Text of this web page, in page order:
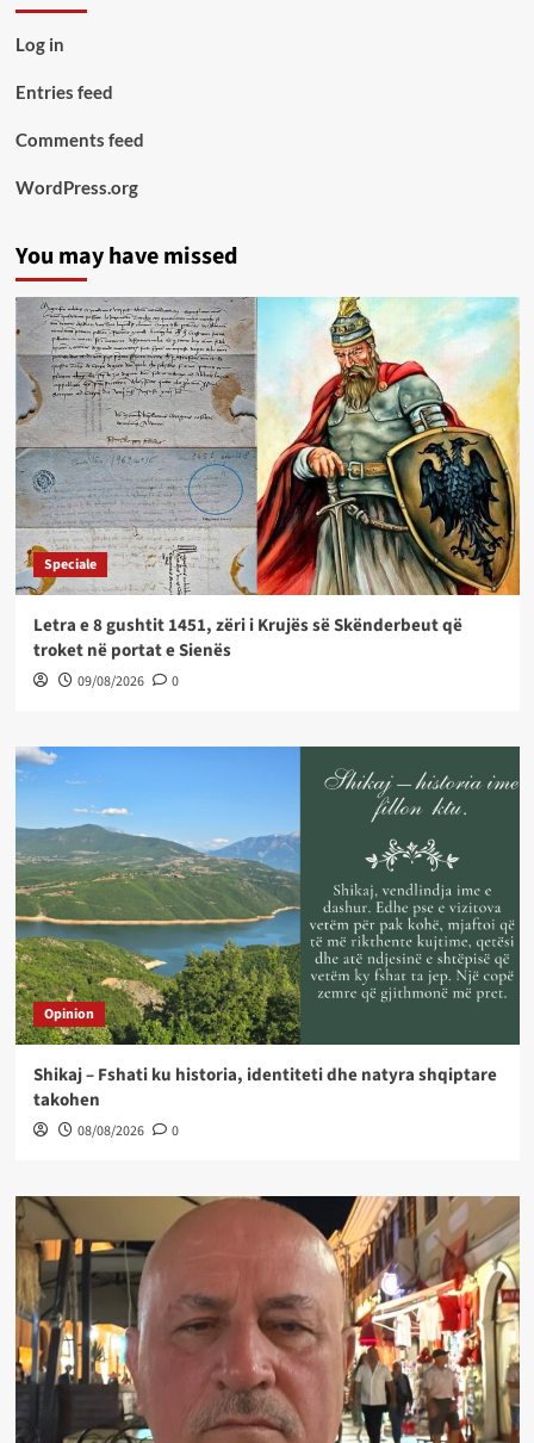
Log in
Entries feed
Comments feed
WordPress.org
You may have missed
Speciale
Letra e 8 gushtit 1451, zëri i Krujës së Skënderbeut që
troket në portat e Sienës
09/08/2026 0
Opinion
Shikaj – Fshati ku historia, identiteti dhe natyra shqiptare
takohen
08/08/2026 0